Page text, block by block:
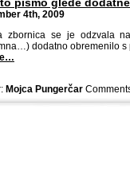
pismo glede
4th, 2009
zbornica se je odzvala
dodatno obremenilo s
Mojca Pungerčar